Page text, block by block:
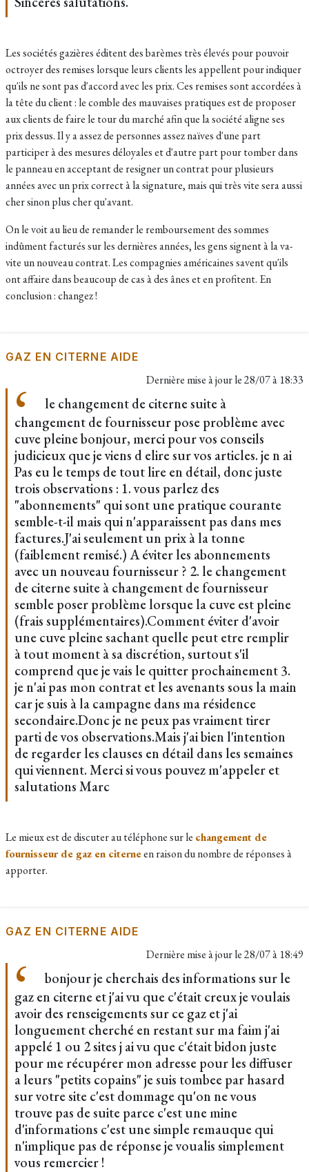
Les sociétés gazières éditent des barèmes très élevés pour pouvoir
octroyer des remises lorsque leurs clients les appellent pour indiquer
qu'ils ne sont pas d'accord avec les prix. Ces remises sont accordées à
la tête du client : le comble des mauvaises pratiques est de proposer
aux clients de faire le tour du marché afin que la société aligne ses
prix dessus. Il y a assez de personnes assez naïves d'une part
participer à des mesures déloyales et d'autre part pour tomber dans
le panneau en acceptant de resigner un contrat pour plusieurs
années avec un prix correct à la signature, mais qui très vite sera aussi
cher sinon plus cher qu'avant.
On le voit au lieu de remander le remboursement des sommes
indûment facturés sur les dernières années, les gens signent à la va-
vite un nouveau contrat. Les compagnies américaines savent qu'ils
ont affaire dans beaucoup de cas à des ânes et en profitent. En
conclusion : changez !
GAZ EN CITERNE AIDE
Dernière mise à jour le28/07 à 18:33
le changement de citerne suite à
changement de fournisseur pose problème avec
cuve pleine bonjour, merci pour vos conseils
judicieux que je viens d elire sur vos articles. je n ai
Pas eu le temps de tout lire en détail, donc juste
trois observations : 1. vous parlez des
"abonnements" qui sont une pratique courante
semble-t-il mais qui n'apparaissent pas dans mes
factures.J'ai seulement un prix à la tonne
(faiblement remisé.) A éviter les abonnements
avec un nouveau fournisseur ? 2. le changement
de citerne suite à changement de fournisseur
semble poser problème lorsque la cuve est pleine
(frais supplémentaires).Comment éviter d'avoir
une cuve pleine sachant quelle peut etre remplir
à tout moment à sa discrétion, surtout s'il
comprend que je vais le quitter prochainement 3.
je n'ai pas mon contrat et les avenants sous la main
car je suis à la campagne dans ma résidence
secondaire.Donc je ne peux pas vraiment tirer
parti de vos observations.Mais j'ai bien l'intention
de regarder les clauses en détail dans les semaines
qui viennent. Merci si vous pouvez m'appeler et
salutations Marc
Le mieux est de discuter au téléphone sur le changement de
fournisseur de gaz en citerneen raison du nombre de réponses à
apporter.
GAZ EN CITERNE AIDE
Dernière mise à jour le28/07 à 18:49
bonjour je cherchais des informations sur le
gaz en citerne et j'ai vu que c'était creux je voulais
avoir des renseigements sur ce gaz et j'ai
longuement cherché en restant sur ma faim j'ai
appelé 1 ou 2 sites j ai vu que c'était bidon juste
pour me récupérer mon adresse pour les diffuser
a leurs "petits copains" je suis tombee par hasard
sur votre site c'est dommage qu'on ne vous
trouve pas de suite parce c'est une mine
d'informations c'est une simple remauque qui
n'implique pas de réponse je voualis simplement
vous remercier !